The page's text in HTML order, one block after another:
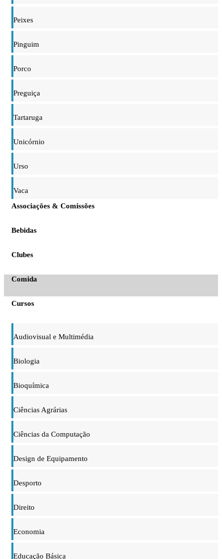
Peixes
Pinguim
Porco
Preguiça
Tartaruga
Unicórnio
Urso
Vaca
Associações & Comissões
Bebidas
Clubes
Comida
Cursos
Audiovisual e Multimédia
Biologia
Bioquímica
Ciências Agrárias
Ciências da Computação
Design de Equipamento
Desporto
Direito
Economia
Educação Básica